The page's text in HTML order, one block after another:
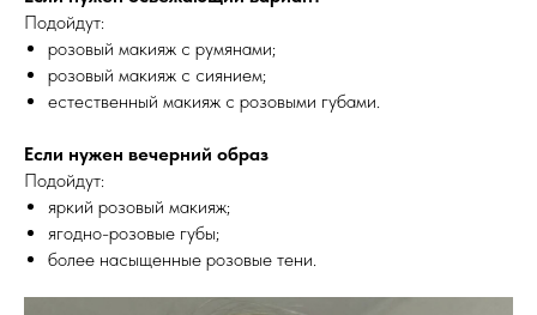
Подойдут:
розовый макияж с румянами;
розовый макияж с сиянием;
естественный макияж с розовыми губами.
Если нужен вечерний образ
Подойдут:
яркий розовый макияж;
ягодно-розовые губы;
более насыщенные розовые тени.